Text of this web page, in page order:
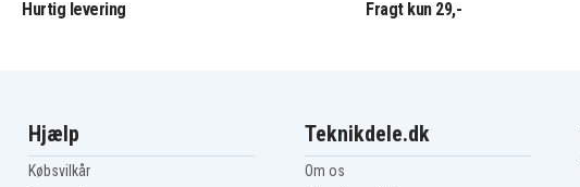
Hurtig levering Fragt kun 29,-
Hjælp
Købsvilkår
Teknikdele.dk
Om os